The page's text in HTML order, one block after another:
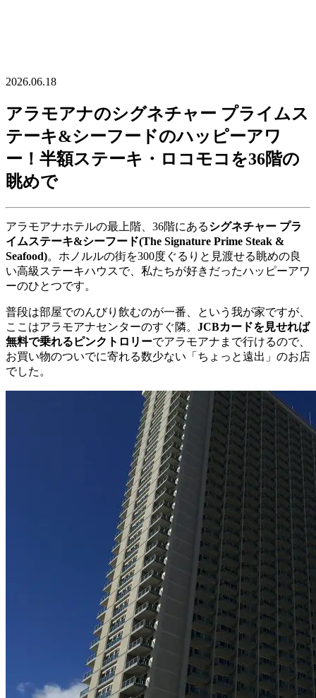
2026.06.18
アラモアナのシグネチャー プライムス
テーキ&シーフードのハッピーアワ
ー！半額ステーキ・ロコモコを36階の
眺めで
アラモアナホテルの最上階、36階にあるシグネチャー プラ
イムステーキ&シーフード(The Signature Prime Steak &
Seafood)。ホノルルの街を300度ぐるりと見渡せる眺めの良
い高級ステーキハウスで、私たちが好きだったハッピーアワ
ーのひとつです。
普段は部屋でのんびり飲むのが一番、という我が家ですが、
ここはアラモアナセンターのすぐ隣。 JCBカードを見せれば
無料で乗れるピンクトロリーでアラモアナまで行けるので、
お買い物のついでに寄れる数少ない「ちょっと遠出」のお店
でした。